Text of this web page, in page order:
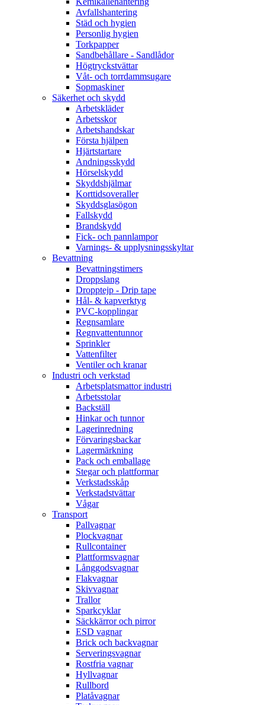
Avfallshantering
Städ och hygien
Personlig hygien
Torkpapper
Sandbehållare - Sandlådor
Högtryckstvättar
Våt- och torrdammsugare
Sopmaskiner
Säkerhet och skydd
Arbetskläder
Arbetsskor
Arbetshandskar
Första hjälpen
Hjärtstartare
Andningsskydd
Hörselskydd
Skyddshjälmar
Korttidsoveraller
Skyddsglasögon
Fallskydd
Brandskydd
Fick- och pannlampor
Varnings- & upplysningsskyltar
Bevattning
Bevattningstimers
Droppslang
Dropptejp - Drip tape
Hål- & kapverktyg
PVC-kopplingar
Regnsamlare
Regnvattentunnor
Sprinkler
Vattenfilter
Ventiler och kranar
Industri och verkstad
Arbetsplatsmattor industri
Arbetsstolar
Backställ
Hinkar och tunnor
Lagerinredning
Förvaringsbackar
Lagermärkning
Pack och emballage
Stegar och plattformar
Verkstadsskåp
Verkstadstvättar
Vågar
Transport
Pallvagnar
Plockvagnar
Rullcontainer
Plattformsvagnar
Långgodsvagnar
Flakvagnar
Skivvagnar
Trallor
Sparkcyklar
Säckkärror och pirror
ESD vagnar
Brick och backvagnar
Serveringsvagnar
Rostfria vagnar
Hyllvagnar
Rullbord
Platåvagnar